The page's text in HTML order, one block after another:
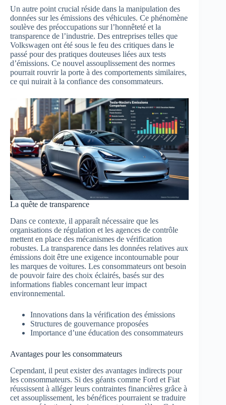
Un autre point crucial réside dans la manipulation des
données sur les émissions des véhicules. Ce phénomène
soulève des préoccupations sur l’honnêteté et la
transparence de l’industrie. Des entreprises telles que
Volkswagen ont été sous le feu des critiques dans le
passé pour des pratiques douteuses liées aux tests
d’émissions. Ce nouvel assouplissement des normes
pourrait rouvrir la porte à des comportements similaires,
ce qui nuirait à la confiance des consommateurs.
La quête de transparence
Dans ce contexte, il apparaît nécessaire que les
organisations de régulation et les agences de contrôle
mettent en place des mécanismes de vérification
robustes. La transparence dans les données relatives aux
émissions doit être une exigence incontournable pour
les marques de voitures. Les consommateurs ont besoin
de pouvoir faire des choix éclairés, basés sur des
informations fiables concernant leur impact
environnemental.
Innovations dans la vérification des émissions
Structures de gouvernance proposées
Importance d’une éducation des consommateurs
Avantages pour les consommateurs
Cependant, il peut exister des avantages indirects pour
les consommateurs. Si des géants comme Ford et Fiat
réussissent à alléger leurs contraintes financières grâce à
cet assouplissement, les bénéfices pourraient se traduire